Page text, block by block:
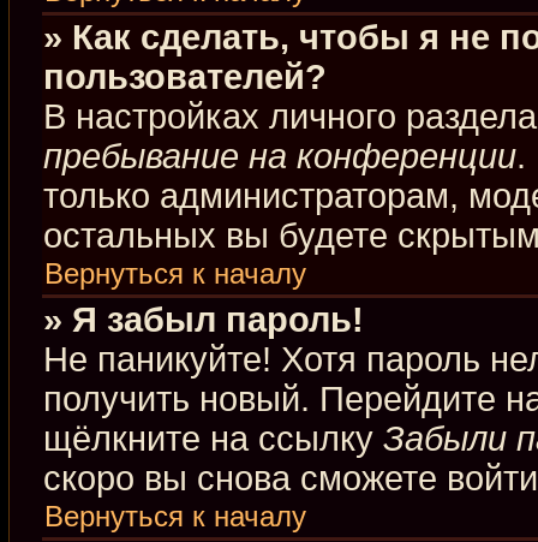
» Как сделать, чтобы я не
пользователей?
В настройках личного
пребывание на конференции.
только администраторам,
остальных вы будете
Вернуться к началу
» Я забыл пароль!
Не паникуйте! Хотя пароль
получить новый. Перейдите
щёлкните на ссылку Забыли
скоро вы снова сможете
Вернуться к началу